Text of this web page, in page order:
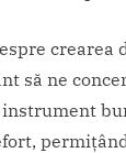
crearea
să ne